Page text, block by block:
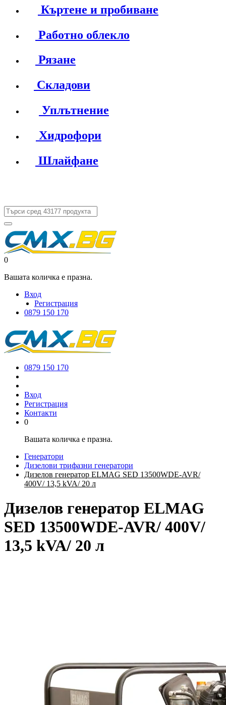
Къртене и пробиване
Работно облекло
Рязане
Складови
Уплътнение
Хидрофори
Шлайфане
0
Вашата количка е празна.
Вход
Регистрация
0879 150 170
0879 150 170
Вход
Регистрация
Контакти
0
Вашата количка е празна.
Генератори
Дизелови трифазни генератори
Дизелов генератор ELMAG SED 13500WDE-AVR/
400V/ 13,5 kVA/ 20 л
Дизелов генератор ELMAG
SED 13500WDE-AVR/ 400V/
13,5 kVA/ 20 л